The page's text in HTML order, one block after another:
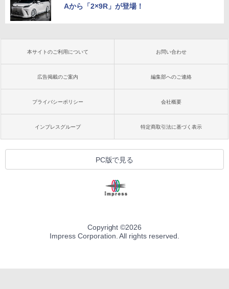
Aから「2×9R」が登場！
本サイトのご利用について お問い合わせ
広告掲載のご案内 編集部へのご連絡
プライバシーポリシー 会社概要
インプレスグループ 特定商取引法に基づく表示
PC版で見る
Copyright ©2026
Impress Corporation. All rights reserved.